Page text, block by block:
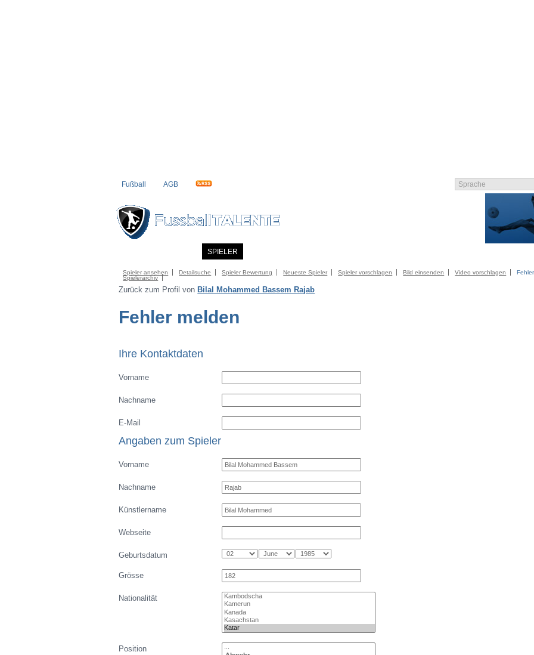
Fußball AGB
SPIELER
Spieler ansehen Detailsuche Spieler Bewertung Neueste Spieler Spieler vorschlagen Bild einsenden Video vorschlagen
Spielerarchiv
Zurück zum Profil von Bilal Mohammed Bassem Rajab
Fehler melden
Ihre Kontaktdaten
Vorname
Nachname
E-Mail
Angaben zum Spieler
Vorname
Nachname
Künstlername
Webseite
Geburtsdatum
Grösse
Nationalität
Position